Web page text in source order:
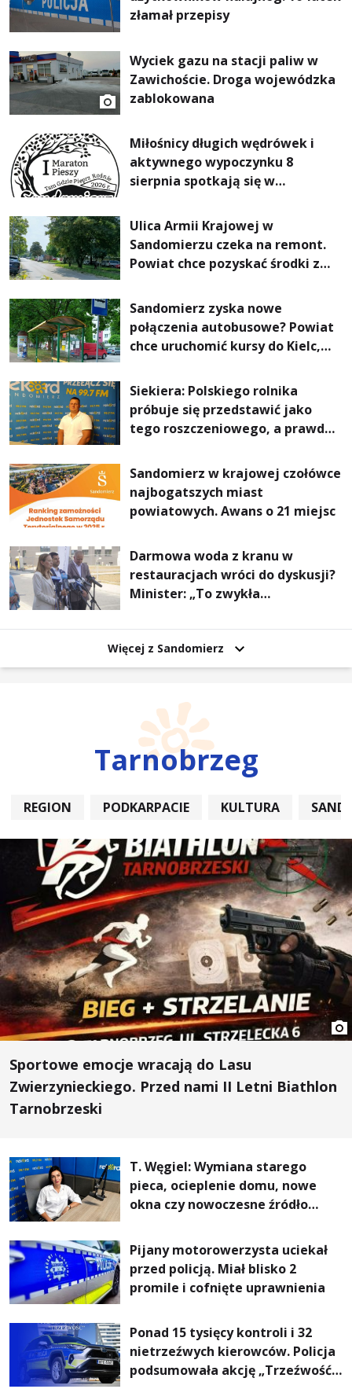
złamał przepisy
Wyciek gazu na stacji paliw w
Zawichoście. Droga wojewódzka
zablokowana
Miłośnicy długich wędrówek i
aktywnego wypoczynku 8
sierpnia spotkają się w
Pieszym „Tam Gdzie Pieprz
Rośnie”
Ulica Armii Krajowej w
Sandomierzu czeka na remont.
Powiat chce pozyskać środki z
Dróg
Sandomierz zyska nowe
połączenia autobusowe? Powiat
chce uruchomić kursy do Kielc,
Siekiera: Polskiego rolnika
próbuje się przedstawić jako
tego roszczeniowego, a prawda
Sandomierz w krajowej czołówce
najbogatszych miast
powiatowych. Awans o 21 miejsc
Darmowa woda z kranu w
restauracjach wróci do dyskusji?
Minister: „To zwykła
Więcej z Sandomierz
Tarnobrzeg
REGION PODKARPACIE KULTURA
Sportowe emocje wracają do Lasu
Zwierzynieckiego. Przed nami II Letni Biathlon
Tarnobrzeski
T. Węgiel: Wymiana starego
pieca, ocieplenie domu, nowe
okna czy nowoczesne źródło
rachunki za energię, lepszy
komfort życia i... czystsze
powietrze
Pijany motorowerzysta uciekał
przed policją. Miał blisko 2
promile i cofnięte uprawnienia
Ponad 15 tysięcy kontroli i 32
nietrzeźwych kierowców. Policja
podsumowała akcję „Trzeźwość”